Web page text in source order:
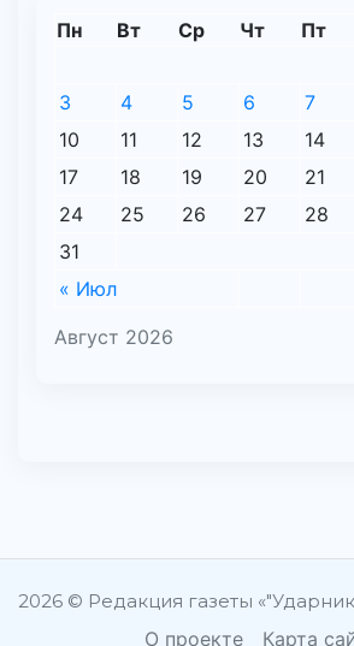
Август 2026
Пн Вт Ср Чт Пт
« Июл
3
4 5 6 7
10
11 12 13 14
17
18 19 20 21
24
25 26 27 28
31
2026 © Редакция газеты
О проекте Карта